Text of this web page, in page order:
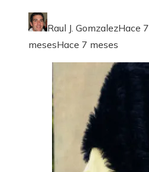
Raul J. GomzalezHace 7
mesesHace 7 meses